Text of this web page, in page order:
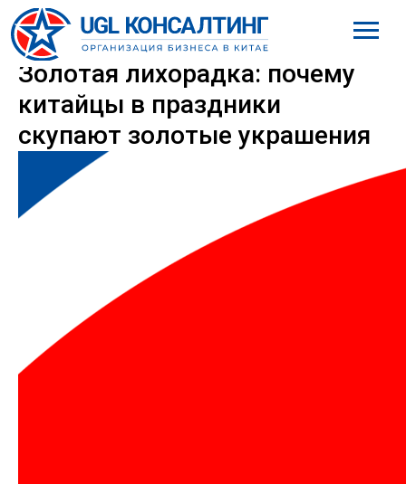
8 (800) 777-61-98
Золотая лихорадка: почему
китайцы в праздники
скупают золотые украшения